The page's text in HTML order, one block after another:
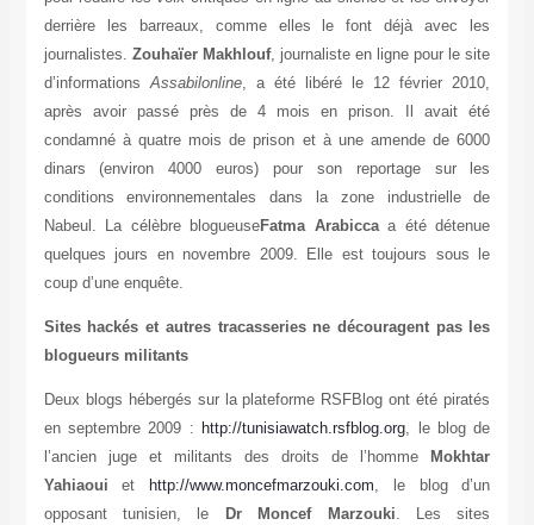
derrière les barreaux, comme elles le font déjà avec
journalistes.Zouhaïer Makhlouf, journaliste en ligne pour le
d’informationsAssabilonline
, a été libéré le 12 février
après avoir passé près de 4 mois en prison. Il avait
condamné à quatre mois de prison et à une amende de
dinars (environ 4000 euros) pour son reportage sur
conditions environnementales dans la zone
Nabeul. La célèbre blogueuseFatma Arabiccaa été
quelques jours en novembre 2009. Elle est toujours
coup d’une enquête.
Sites hackés et autres tracasseries ne découragent pas
blogueurs militants
Deux blogs hébergés sur la plateforme RSFBlog ont été
en septembre 2009 :http://tunisiawatch.rsfblog.org , le
l’ancien juge et militants des droits de l’homme
Yahiaouiethttp://www.moncefmarzouki.com, le blog
opposant tunisien, leDr Moncef Marzouki. Les